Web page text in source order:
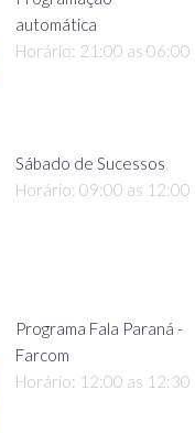
automática
Horário: 21:00 as 06:00
Sábado de Sucessos
Horário: 09:00 as 12:00
Programa Fala Paraná -
Farcom
Horário: 12:00 as 12:30